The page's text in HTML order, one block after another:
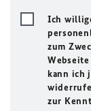
Ich
zum
kann ich
zur